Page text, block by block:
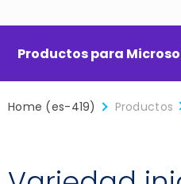
Productos para
Home (es-419) Productos